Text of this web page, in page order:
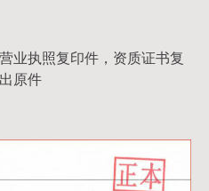
业执照复印件，资质证书复
原件